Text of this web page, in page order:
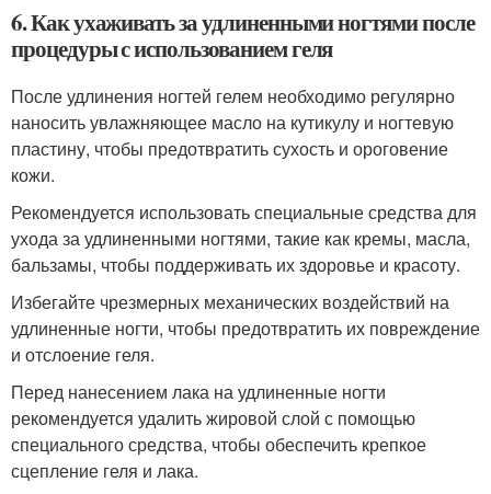
6. Как ухаживать за удлиненными ногтями после
процедуры с использованием геля
После удлинения ногтей гелем необходимо регулярно
наносить увлажняющее масло на кутикулу и ногтевую
пластину, чтобы предотвратить сухость и ороговение
кожи.
Рекомендуется использовать специальные средства для
ухода за удлиненными ногтями, такие как кремы, масла,
бальзамы, чтобы поддерживать их здоровье и красоту.
Избегайте чрезмерных механических воздействий на
удлиненные ногти, чтобы предотвратить их повреждение
и отслоение геля.
Перед нанесением лака на удлиненные ногти
рекомендуется удалить жировой слой с помощью
специального средства, чтобы обеспечить крепкое
сцепление геля и лака.